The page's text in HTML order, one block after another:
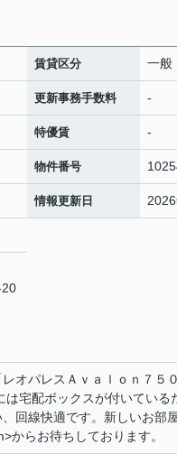
賃貸区分 一般
更新事務手数料 -
特優賃 -
物件番号
情報更新日
オパレスＡｖａｌｏｎ７５
宅配ボックスが付いてい
回線快適です。新しいお部
からお待ちしております。